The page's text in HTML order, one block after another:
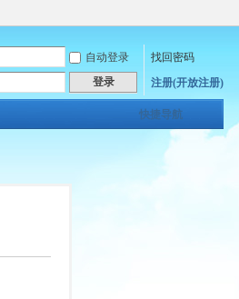
自动登录
找回密码
登录 注册(开放注册)
快捷导航